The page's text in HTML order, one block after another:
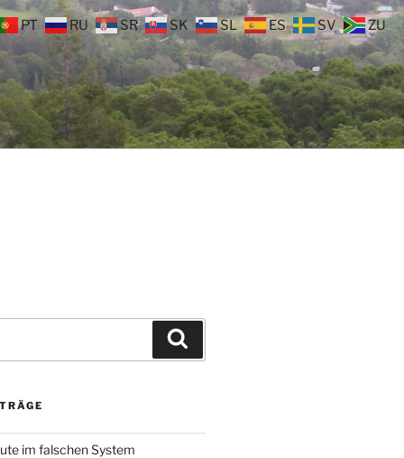
im falschen System
PT RU SR SK SL ES SV ZU